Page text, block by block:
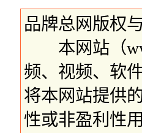
品牌总网版权
本网站（
频、视频、软
将本网站提供
性或非盈利性